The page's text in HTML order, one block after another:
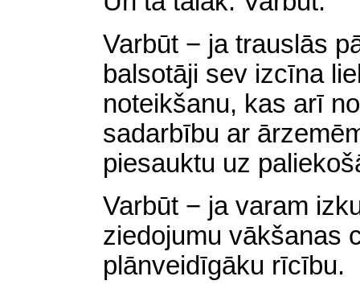
Varbūt − ja trauslās
balsotāji sev izcīna
noteikšanu, kas arī
sadarbību ar
piesauktu uz
Varbūt − ja varam
ziedojumu vākšanas
plānveidīgāku rīcību.